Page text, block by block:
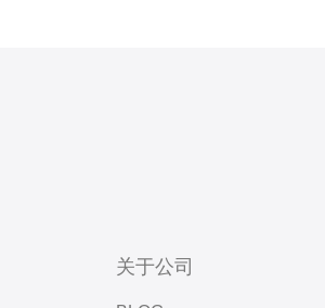
关于公司